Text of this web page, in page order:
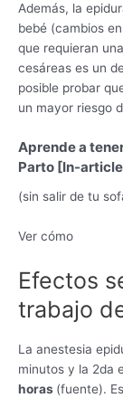
Además, la
bebé (cambios
que requieran
cesáreas es un
posible probar
un mayor riesgo
Aprende a
Parto [In-
(sin salir de tu
Ver cómo
Efectos
trabajo
La anestesia
minutos y la 2da
horas (fuente).